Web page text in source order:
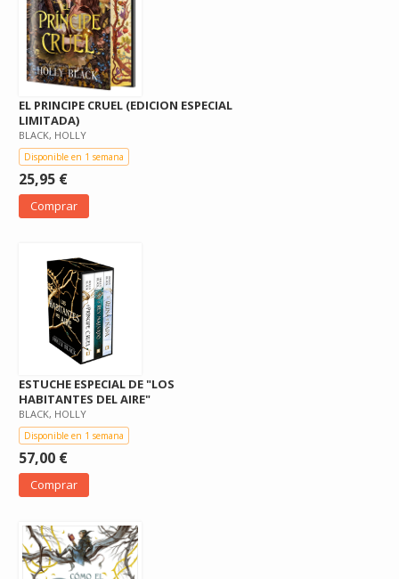
EL PRINCIPE CRUEL (EDICION ESPECIAL
LIMITADA)
BLACK, HOLLY
Disponible en 1 semana
25,95 €
Comprar
ESTUCHE ESPECIAL DE "LOS
HABITANTES DEL AIRE"
BLACK, HOLLY
Disponible en 1 semana
57,00 €
Comprar